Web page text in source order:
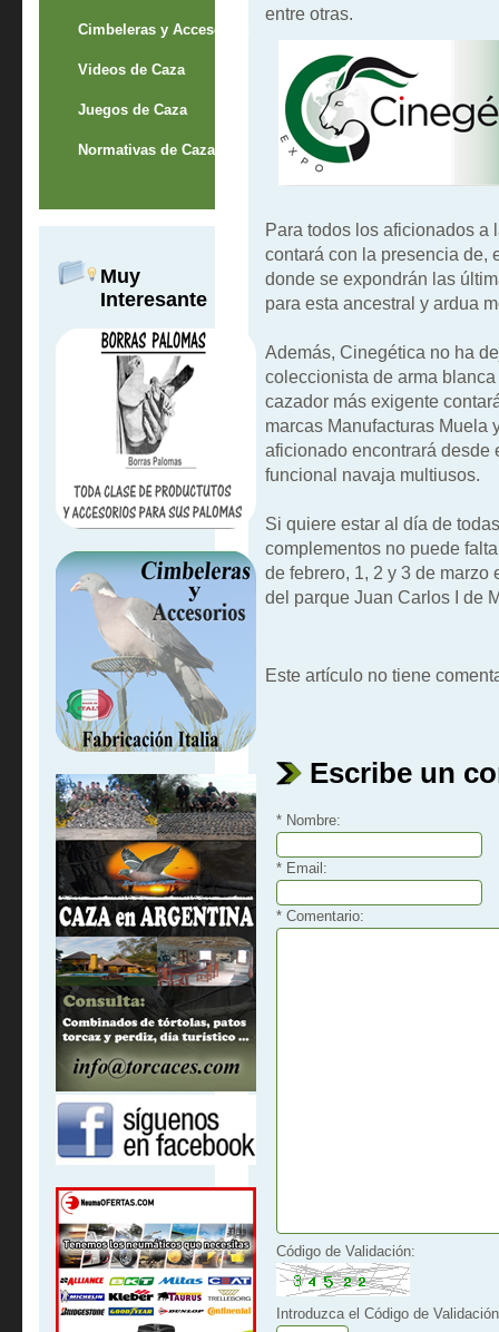
Cimbeleras y Accesorios
Videos de Caza
Juegos de Caza
Normativas de Caza
Muy
Interesante
entre otras.
Para todos los aficionados a
contará con la presencia de,
donde se expondrán las
para esta ancestral y ardua
Además, Cinegética no ha
coleccionista de arma
cazador más exigente
marcas Manufacturas Muela
aficionado encontrará desde
funcional navaja multiusos.
Si quiere estar al día de
complementos no puede
de febrero, 1, 2 y 3 de
del parque Juan Carlos I de
Este artículo no tiene
Escribe un
* Nombre:
* Email:
* Comentario:
Código de Validación:
Introduzca el Código de